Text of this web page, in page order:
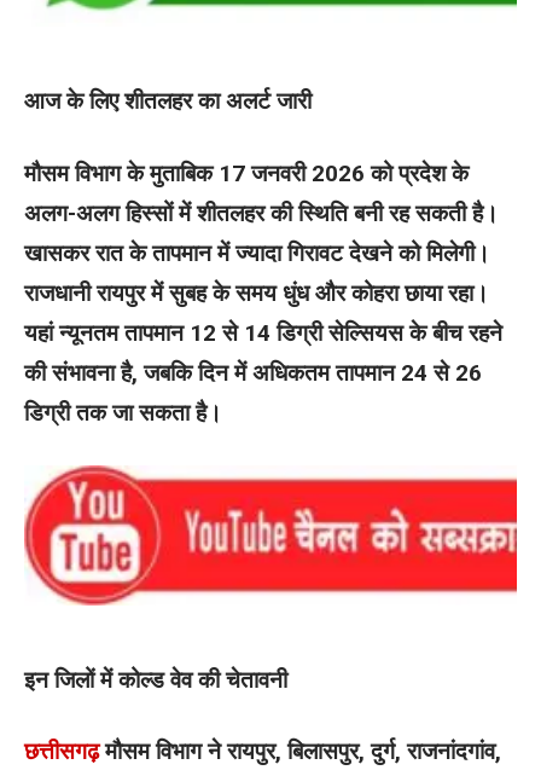
आज के लिए शीतलहर का अलर्ट जारी
मौसम विभाग के मुताबिक 17 जनवरी 2026 को प्रदेश के
अलग-अलग हिस्सों में शीतलहर की स्थिति बनी रह सकती है।
खासकर रात के तापमान में ज्यादा गिरावट देखने को मिलेगी।
राजधानी रायपुर में सुबह के समय धुंध और कोहरा छाया रहा।
यहां न्यूनतम तापमान 12 से 14 डिग्री सेल्सियस के बीच रहने
की संभावना है, जबकि दिन में अधिकतम तापमान 24 से 26
डिग्री तक जा सकता है।
इन जिलों में कोल्ड वेव की चेतावनी
छत्तीसगढ़मौसम विभाग ने रायपुर, बिलासपुर, दुर्ग, राजनांदगांव,